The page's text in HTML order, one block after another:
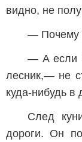
видно, не
— Почему
— А если
лесник,— не
куда-нибудь
След
дороги. Он